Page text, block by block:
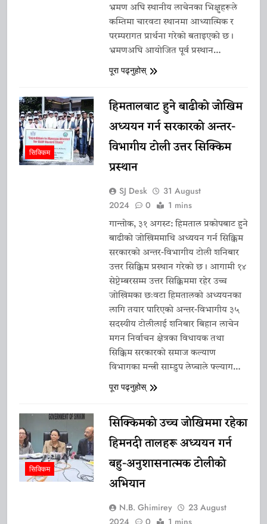
भ्रमण अघि स्थानीय लाचेनका भिक्षुहरूले
कम्तिमा चारवटा स्थानमा आध्यात्मिक र
परम्परागत प्रार्थना गरेको बताइएको छ।
भ्रमणअघि आयोजित पूर्व प्रस्थान…
पूरा पढ्नुहोस्
सिक्किम
हिमतालबाट हुने बाढीको जोखिम
अध्ययन गर्न सरकारको अन्तर-
विभागीय टोली उत्तर सिक्किम
प्रस्थान
SJ Desk
31 August
2024
0 1 mins
गान्तोक, ३१ अगस्ट: हिमताल प्रकोपबाट हुने
बाढीको जोखिममाथि अध्ययन गर्न सिक्किम
सरकारको अन्तर-विभागीय टोली शनिबार
उत्तर सिक्किम प्रस्थान गरेको छ। आगामी १४
सेप्टेम्बरसम्म उत्तर सिक्किममा रहेर उच्च
जोखिमका छःवटा हिमतालको अध्ययनका
लागि तयार पारिएको अन्तर-विभागीय ३५
सदस्यीय टोलीलाई शनिबार बिहान लाचेन
मगन निर्वाचन क्षेत्रका विधायक तथा
सिक्किम सरकारको समाज कल्याण
विभागका मन्त्री साम्डुप लेप्चाले फ्ल्याग…
पूरा पढ्नुहोस्
सिक्किम
सिक्किमको उच्च जोखिममा रहेका
हिमनदी तालहरू अध्ययन गर्न
बहु-अनुशासनात्मक टोलीको
अभियान
N.B. Ghimirey
23 August